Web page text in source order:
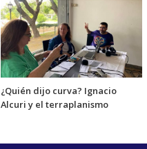
¿Quién dijo curva? Ignacio
Alcuri y el terraplanismo